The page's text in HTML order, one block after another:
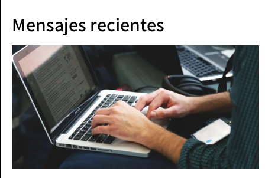
Mensajes recientes